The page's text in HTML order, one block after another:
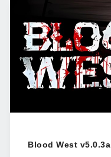
Blood West v5.0.3a